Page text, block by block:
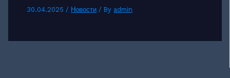
30.04.2025 / Новости / By admin